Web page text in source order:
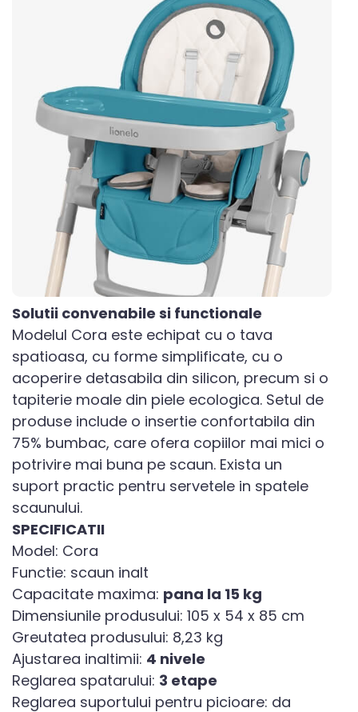
Solutii convenabile si functionale
Modelul Cora este echipat cu o tava
spatioasa, cu forme simplificate, cu o
acoperire detasabila din silicon, precum si o
tapiterie moale din piele ecologica. Setul de
produse include o insertie confortabila din
75% bumbac, care ofera copiilor mai mici o
potrivire mai buna pe scaun. Exista un
suport practic pentru servetele in spatele
scaunului.
SPECIFICATII
Model: Cora
Functie: scaun inalt
Capacitate maxima: pana la 15 kg
Dimensiunile produsului: 105 x 54 x 85 cm
Greutatea produsului: 8,23 kg
Ajustarea inaltimii: 4 nivele
Reglarea spatarului: 3 etape
Reglarea suportului pentru picioare: da